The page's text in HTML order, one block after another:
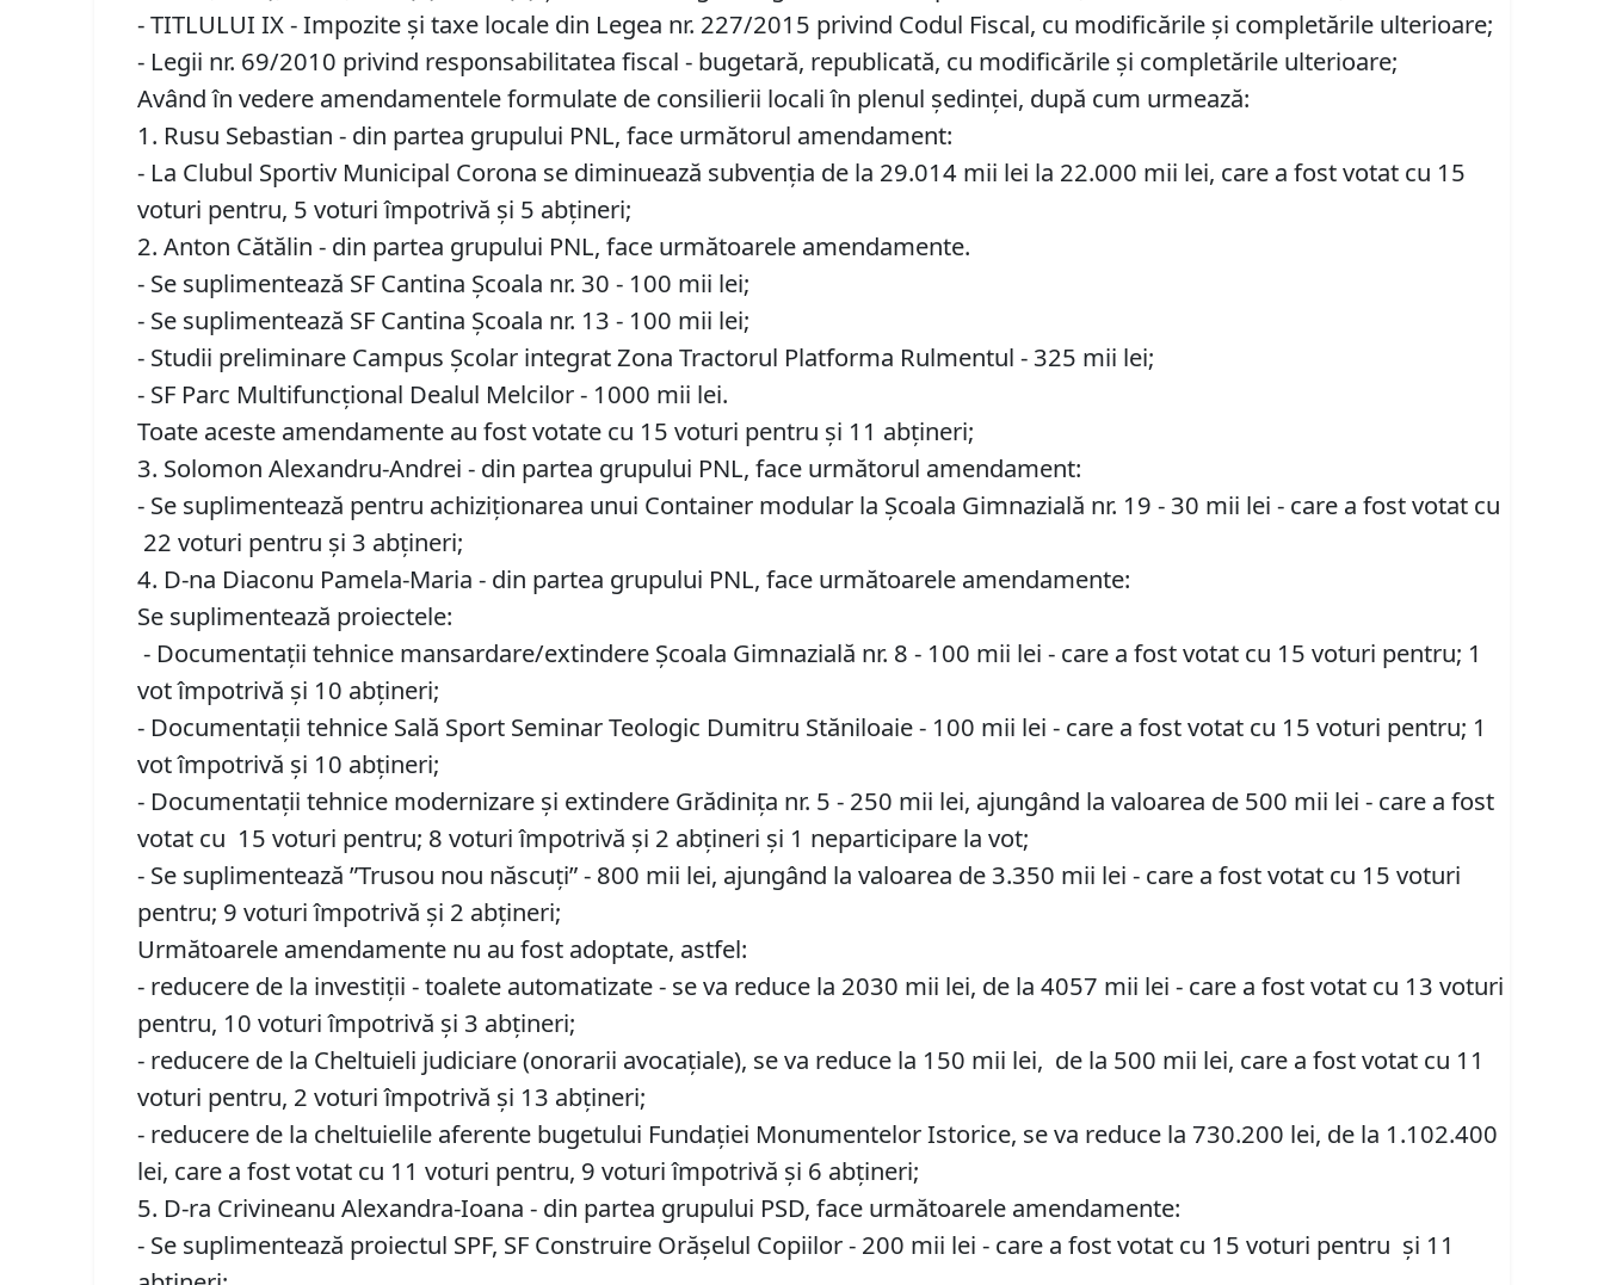
- TITLULUI IX - Impozite și taxe locale din Legea nr. 227/2015 privind Codul Fiscal, cu modificările și completările ulterioare;
- Legii nr. 69/2010 privind responsabilitatea fiscal - bugetară, republicată, cu modificările și completările ulterioare;
Având în vedere amendamentele formulate de consilierii locali în plenul ședinței, după cum urmează:
1. Rusu Sebastian - din partea grupului PNL, face următorul amendament:
- La Clubul Sportiv Municipal Corona se diminuează subvenția de la 29.014 mii lei la 22.000 mii lei, care a fost votat cu 15
voturi pentru, 5 voturi împotrivă și 5 abțineri;
2. Anton Cătălin - din partea grupului PNL, face următoarele amendamente.
- Se suplimentează SF Cantina Școala nr. 30 - 100 mii lei;
- Se suplimentează SF Cantina Școala nr. 13 - 100 mii lei;
- Studii preliminare Campus Școlar integrat Zona Tractorul Platforma Rulmentul - 325 mii lei;
- SF Parc Multifuncțional Dealul Melcilor - 1000 mii lei.
Toate aceste amendamente au fost votate cu 15 voturi pentru și 11 abțineri;
3. Solomon Alexandru-Andrei - din partea grupului PNL, face următorul amendament:
- Se suplimentează pentru achiziționarea unui Container modular la Școala Gimnazială nr. 19 - 30 mii lei - care a fost votat cu
22 voturi pentru și 3 abțineri;
4. D-na Diaconu Pamela-Maria - din partea grupului PNL, face următoarele amendamente:
Se suplimentează proiectele:
- Documentații tehnice mansardare/extindere Școala Gimnazială nr. 8 - 100 mii lei - care a fost votat cu 15 voturi pentru; 1
vot împotrivă și 10 abțineri;
- Documentații tehnice Sală Sport Seminar Teologic Dumitru Stăniloaie - 100 mii lei - care a fost votat cu 15 voturi pentru; 1
vot împotrivă și 10 abțineri;
- Documentații tehnice modernizare și extindere Grădinița nr. 5 - 250 mii lei, ajungând la valoarea de 500 mii lei - care a fost
votat cu 15 voturi pentru; 8 voturi împotrivă și 2 abțineri și 1 neparticipare la vot;
- Se suplimentează ”Trusou nou născuți” - 800 mii lei, ajungând la valoarea de 3.350 mii lei - care a fost votat cu 15 voturi
pentru; 9 voturi împotrivă și 2 abțineri;
Următoarele amendamente nu au fost adoptate, astfel:
- reducere de la investiții - toalete automatizate - se va reduce la 2030 mii lei, de la 4057 mii lei - care a fost votat cu 13 voturi
pentru, 10 voturi împotrivă și 3 abțineri;
- reducere de la Cheltuieli judiciare (onorarii avocațiale), se va reduce la 150 mii lei, de la 500 mii lei, care a fost votat cu 11
voturi pentru, 2 voturi împotrivă și 13 abțineri;
- reducere de la cheltuielile aferente bugetului Fundației Monumentelor Istorice, se va reduce la 730.200 lei, de la 1.102.400
lei, care a fost votat cu 11 voturi pentru, 9 voturi împotrivă și 6 abțineri;
5. D-ra Crivineanu Alexandra-Ioana - din partea grupului PSD, face următoarele amendamente:
- Se suplimentează proiectul SPF, SF Construire Orășelul Copiilor - 200 mii lei - care a fost votat cu 15 voturi pentru și 11